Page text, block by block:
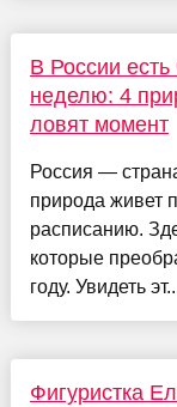
В России
неделю: 4
ловят момент
Россия —
природа живет
расписанию.
которые
году. Увидеть
Фигуристка